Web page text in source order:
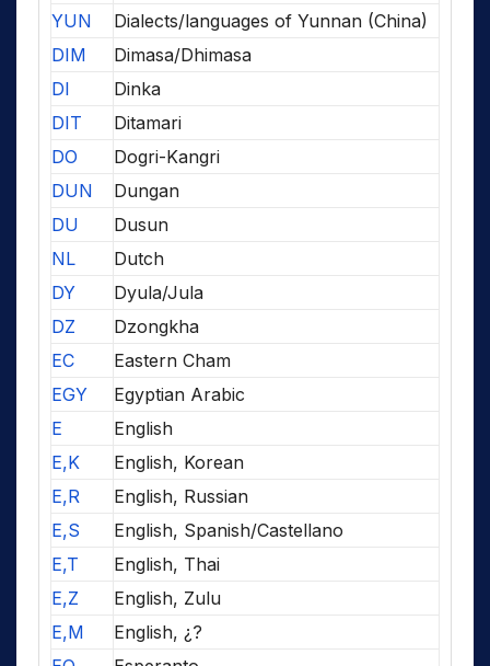
YUN
Dialects/languages of Yunnan (China)
DIM
Dimasa/Dhimasa
DI
Dinka
DIT
Ditamari
DO
Dogri-Kangri
DUN
Dungan
DU
Dusun
NL
Dutch
DY
Dyula/Jula
DZ
Dzongkha
EC
Eastern Cham
EGY
Egyptian Arabic
E
English
E,K
English, Korean
E,R
English, Russian
E,S
English, Spanish/Castellano
E,T
English, Thai
E,Z
English, Zulu
E,M
English, ¿?